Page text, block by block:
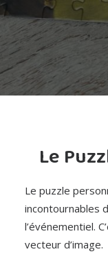
Le
Le puzzle
incontournables
l’événementiel.
vecteur